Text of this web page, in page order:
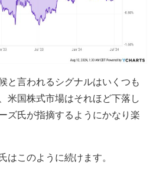
と言われるシグナルはいくつも
米国株式市場はそれほど下落し
ズ氏が指摘するようにかなり楽
はこのように続けます。